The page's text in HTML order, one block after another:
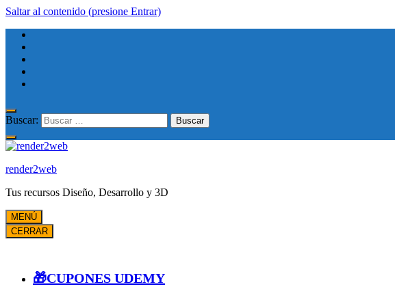
Saltar al contenido (presione Entrar)
Buscar:
render2web
Tus recursos Diseño, Desarrollo y 3D
MENÚ
CERRAR
🎁CUPONES UDEMY